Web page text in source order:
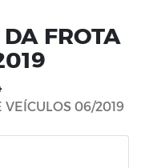
FROTA
VEÍCULOS 06/2019